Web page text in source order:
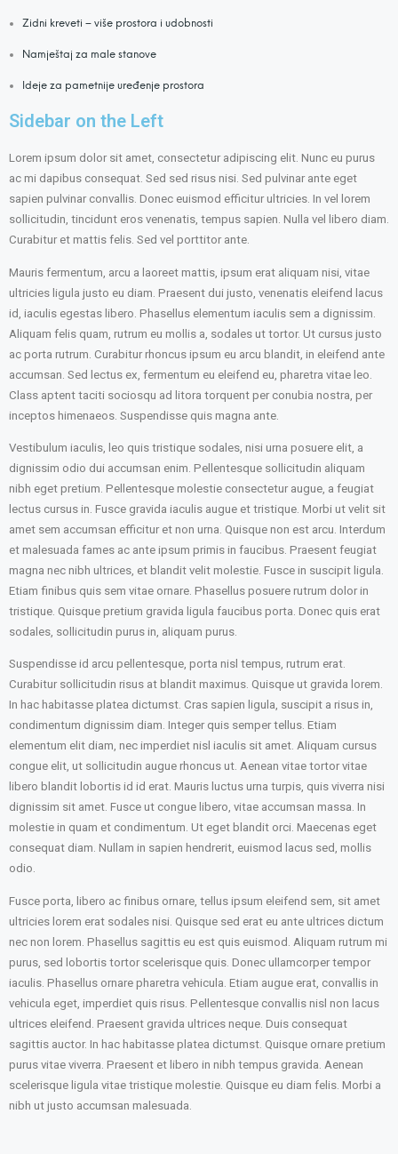
Zidni kreveti – više prostora i udobnosti
Namještaj za male stanove
Ideje za pametnije uređenje prostora
Sidebar on the Left
Lorem ipsum dolor sit amet, consectetur adipiscing elit. Nunc eu purus
ac mi dapibus consequat. Sed sed risus nisi. Sed pulvinar ante eget
sapien pulvinar convallis. Donec euismod efficitur ultricies. In vel lorem
sollicitudin, tincidunt eros venenatis, tempus sapien. Nulla vel libero diam.
Curabitur et mattis felis. Sed vel porttitor ante.
Mauris fermentum, arcu a laoreet mattis, ipsum erat aliquam nisi, vitae
ultricies ligula justo eu diam. Praesent dui justo, venenatis eleifend lacus
id, iaculis egestas libero. Phasellus elementum iaculis sem a dignissim.
Aliquam felis quam, rutrum eu mollis a, sodales ut tortor. Ut cursus justo
ac porta rutrum. Curabitur rhoncus ipsum eu arcu blandit, in eleifend ante
accumsan. Sed lectus ex, fermentum eu eleifend eu, pharetra vitae leo.
Class aptent taciti sociosqu ad litora torquent per conubia nostra, per
inceptos himenaeos. Suspendisse quis magna ante.
Vestibulum iaculis, leo quis tristique sodales, nisi urna posuere elit, a
dignissim odio dui accumsan enim. Pellentesque sollicitudin aliquam
nibh eget pretium. Pellentesque molestie consectetur augue, a feugiat
lectus cursus in. Fusce gravida iaculis augue et tristique. Morbi ut velit sit
amet sem accumsan efficitur et non urna. Quisque non est arcu. Interdum
et malesuada fames ac ante ipsum primis in faucibus. Praesent feugiat
magna nec nibh ultrices, et blandit velit molestie. Fusce in suscipit ligula.
Etiam finibus quis sem vitae ornare. Phasellus posuere rutrum dolor in
tristique. Quisque pretium gravida ligula faucibus porta. Donec quis erat
sodales, sollicitudin purus in, aliquam purus.
Suspendisse id arcu pellentesque, porta nisl tempus, rutrum erat.
Curabitur sollicitudin risus at blandit maximus. Quisque ut gravida lorem.
In hac habitasse platea dictumst. Cras sapien ligula, suscipit a risus in,
condimentum dignissim diam. Integer quis semper tellus. Etiam
elementum elit diam, nec imperdiet nisl iaculis sit amet. Aliquam cursus
congue elit, ut sollicitudin augue rhoncus ut. Aenean vitae tortor vitae
libero blandit lobortis id id erat. Mauris luctus urna turpis, quis viverra nisi
dignissim sit amet. Fusce ut congue libero, vitae accumsan massa. In
molestie in quam et condimentum. Ut eget blandit orci. Maecenas eget
consequat diam. Nullam in sapien hendrerit, euismod lacus sed, mollis
odio.
Fusce porta, libero ac finibus ornare, tellus ipsum eleifend sem, sit amet
ultricies lorem erat sodales nisi. Quisque sed erat eu ante ultrices dictum
nec non lorem. Phasellus sagittis eu est quis euismod. Aliquam rutrum mi
purus, sed lobortis tortor scelerisque quis. Donec ullamcorper tempor
iaculis. Phasellus ornare pharetra vehicula. Etiam augue erat, convallis in
vehicula eget, imperdiet quis risus. Pellentesque convallis nisl non lacus
ultrices eleifend. Praesent gravida ultrices neque. Duis consequat
sagittis auctor. In hac habitasse platea dictumst. Quisque ornare pretium
purus vitae viverra. Praesent et libero in nibh tempus gravida. Aenean
scelerisque ligula vitae tristique molestie. Quisque eu diam felis. Morbi a
nibh ut justo accumsan malesuada.